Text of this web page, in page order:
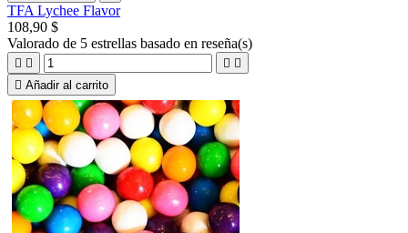
TFA Lychee Flavor
108,90 $
Valorado de 5 estrellas basado en reseña(s)
   
 Añadir al carrito